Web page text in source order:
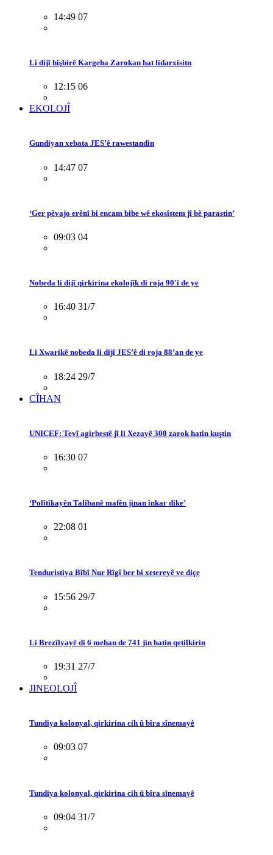
14:49 07
Li dijî hişbirê Kargeha Zarokan hat lidarxisitn
12:15 06
EKOLOJÎ
Gundiyan xebata JES’ê rawestandin
14:47 07
‘Ger pêvajo erênî bi encam bibe wê ekosîstem jî bê parastin’
09:03 04
Nobeda li dijî qirkirina ekolojîk di roja 90'î de ye
16:40 31/7
Li Xwarikê nobeda li dijî JES’ê di roja 88’an de ye
18:24 29/7
CÎHAN
UNICEF: Tevî agirbestê jî li Xezayê 300 zarok hatin kuştin
16:30 07
‘Polîtîkayên Talîbanê mafên jinan înkar dike’
22:08 01
Tenduristiya Bîbî Nur Rîgî ber bi xetereyê ve diçe
15:56 29/7
Li Brezîlyayê di 6 mehan de 741 jin hatin qetilkirin
19:31 27/7
JINEOLOJÎ
Tundiya kolonyal, qirkirina cih û bîra sînemayê
09:03 07
Tundiya kolonyal, qirkirina cih û bîra sînemayê
09:04 31/7